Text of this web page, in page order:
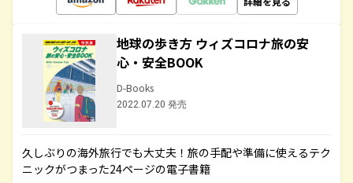
地球の歩き方 ウィズコロナ旅の安
心・安全BOOK
D-Books
2022.07.20 発売
久しぶりの海外旅行でも大丈夫！旅の手配や準備に使えるテク
ニックがつまった24ページの電子書籍